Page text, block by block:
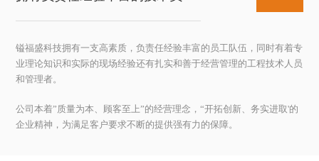
镒福盛科技拥有一支高素质，负责任经验丰富的员工队伍，同时有着专
业理论知识和实际的现场经验还有扎实和善于经营管理的工程技术人员
和管理者。
公司本着”质量为本、顾客至上”的经营理念，“开拓创新、务实进取'的
企业精神，为满足客户要求不断的提供强有力的保障。